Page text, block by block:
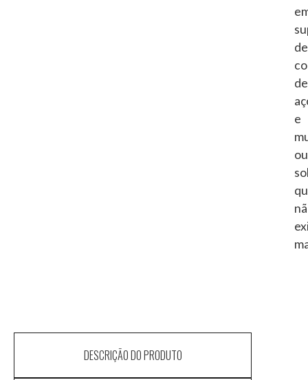
de
de
e
DESCRIÇÃO DO PRODUTO